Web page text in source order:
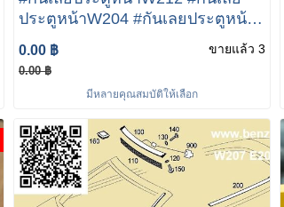
ประตูหน้าW204 #กันเลยประตูหน้า
รถเบนซ์ กันเลยประตูหน้ารถเบนซ์
Mercedes Benz W212 W204
0.00 ฿
0.00 ฿
ขายแล้ว 3
มีหลายคุณสมบัติให้เลือก